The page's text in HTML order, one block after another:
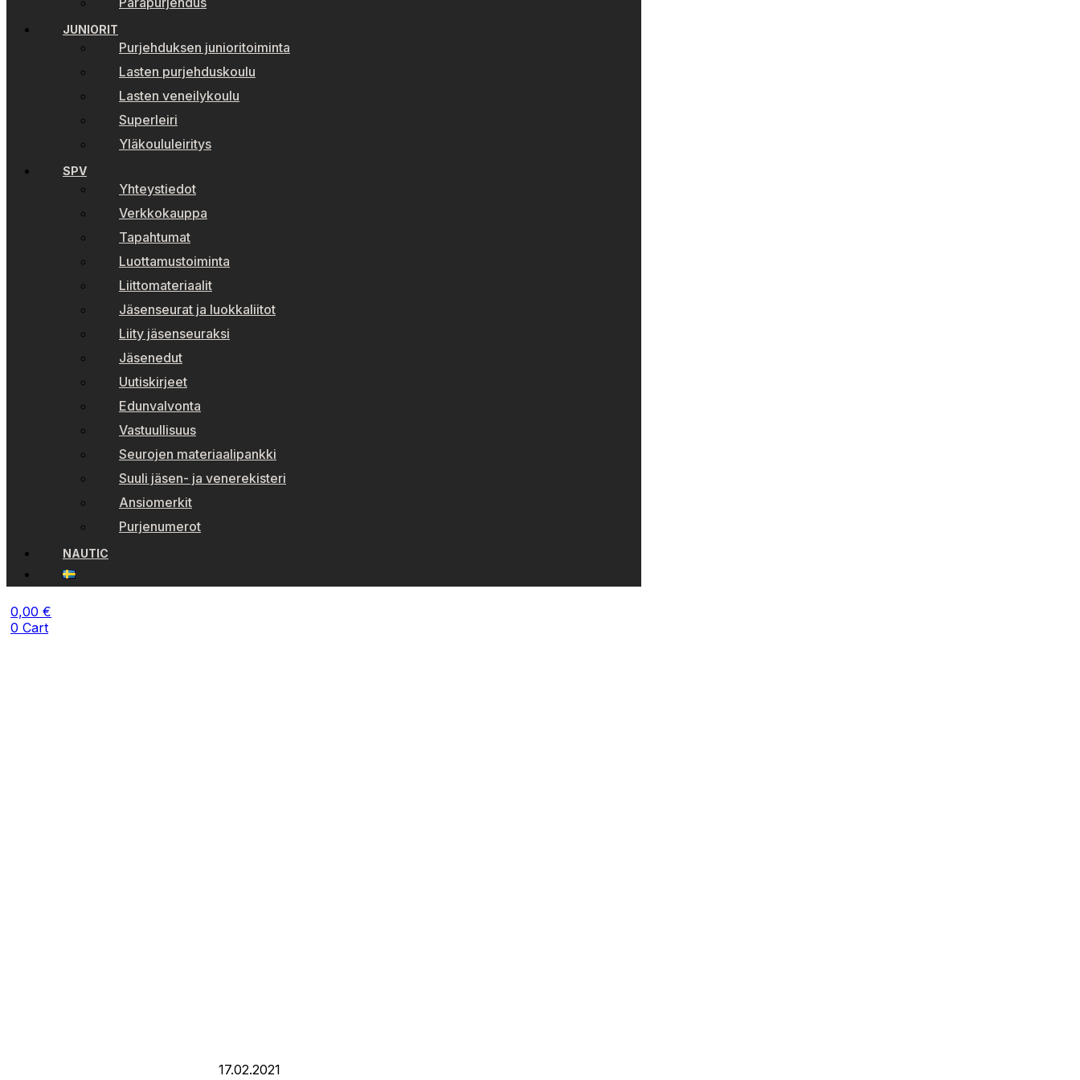
JUNIORIT
Purjehduksen junioritoiminta
Lasten purjehduskoulu
Lasten veneilykoulu
Superleiri
Yläkoululeiritys
SPV
Yhteystiedot
Verkkokauppa
Tapahtumat
Luottamustoiminta
Liittomateriaalit
Jäsenseurat ja luokkaliitot
Liity jäsenseuraksi
Jäsenedut
Uutiskirjeet
Edunvalvonta
Vastuullisuus
Seurojen materiaalipankki
Suuli jäsen- ja venerekisteri
Ansiomerkit
Purjenumerot
NAUTIC
0,00 €
0 Cart
17.02.2021